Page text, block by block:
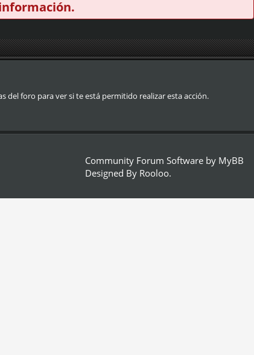
del foro para ver si te está permitido realizar esta acción.
Community Forum Software by MyBB
Designed By Rooloo.